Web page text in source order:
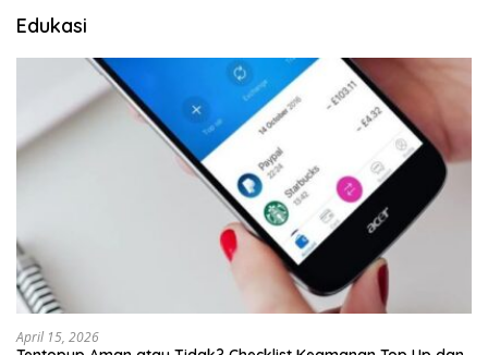
Edukasi
April 15, 2026